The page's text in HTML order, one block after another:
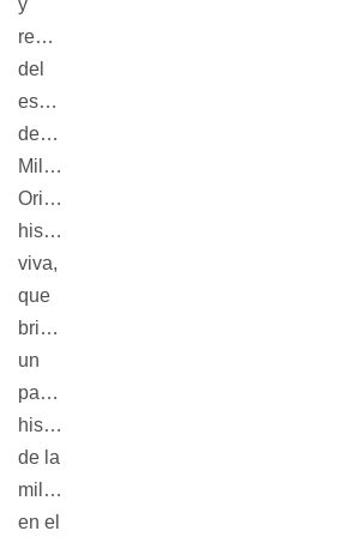
y
realización
del
espectáculo
denominado
Milonga
Oriental:
historia
viva,
que
brinda
un
panorama
histórico
de la
milonga
en el